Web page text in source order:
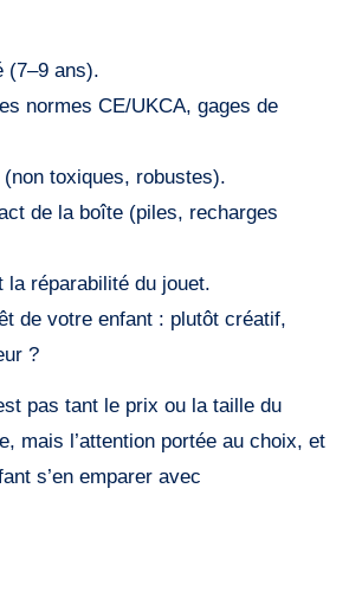
(7–9 ans).
normes CE/UKCA, gages de
toxiques, robustes).
de la boîte (piles, recharges
la réparabilité du jouet.
de votre enfant : plutôt créatif,
?
pas tant le prix ou la taille du
mais l’attention portée au choix, et
s’en emparer avec